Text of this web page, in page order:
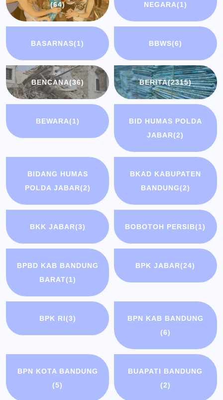
(64)
NEGARA(1)
BASARNAS(1) BBWS(6)
BENCANA(36) BERITA(2315)
BEWARA(1)
BID HUMAS POLDA
JABAR(2)
BIDANG HUMAS
POLDA JABAR(2)
BKAD KABUPATEN
BANDUNG(2)
BKK JABAR(3) BOBOTOH PERSIB(1)
BPBD KAB BANDUNG
BARAT(1)
BPK JABAR(24)
BPK RI(3)
BPN KAB BANDUNG
(6)
BPN KOTA BANDUNG
(5)
BUAPATI BANDUNG
(2)